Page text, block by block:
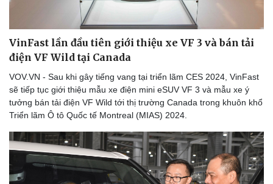
Sức khỏe
Dinh dưỡng - món ngon
Cây thuốc
Sản phụ khoa
Đời sống
Nhà đẹp
Blog
Tình yêu - Gia đình
VinFast lần đầu tiên giới thiệu xe VF 3 và bán tải
điện VF Wild tại Canada
VOV.VN - Sau khi gây tiếng vang tại triển lãm CES 2024, VinFast
sẽ tiếp tục giới thiệu mẫu xe điện mini eSUV VF 3 và mẫu xe ý
tưởng bán tải điện VF Wild tới thị trường Canada trong khuôn khổ
Triển lãm Ô tô Quốc tế Montreal (MIAS) 2024.